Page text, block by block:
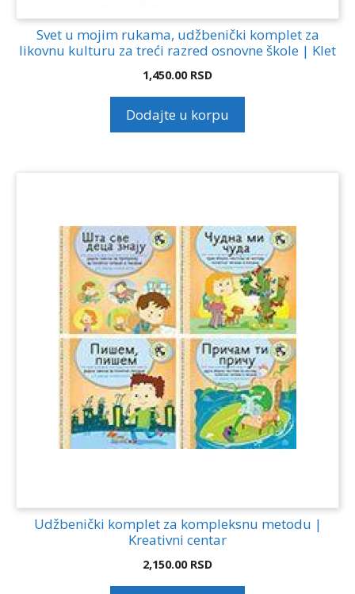
Svet u mojim rukama, udžbenički komplet za
likovnu kulturu za treći razred osnovne škole | Klet
1,450.00 RSD
Dodajte u korpu
Udžbenički komplet za kompleksnu metodu |
Kreativni centar
2,150.00 RSD